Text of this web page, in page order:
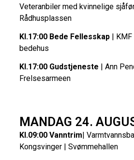
Veteranbiler med kvinnelige
Rådhusplassen
Kl.17:00 Bede Fellesskap |
bedehus
Kl.17:00 Gudstjeneste | Ann
Frelsesarmeen
MANDAG 24.
Kl.09:00 Vanntrim|
Kongsvinger | Svømmehallen